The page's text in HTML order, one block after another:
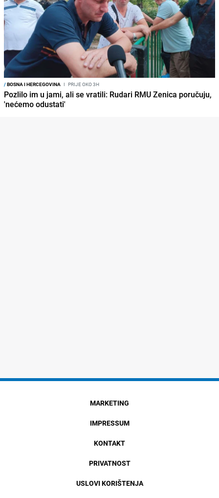
/BOSNA I HERCEGOVINA I PRIJE OKO 3H
Pozlilo im u jami, ali se vratili: Rudari RMU Zenica poručuju,
'nećemo odustati'
MARKETING
IMPRESSUM
KONTAKT
PRIVATNOST
USLOVI KORIŠTENJA